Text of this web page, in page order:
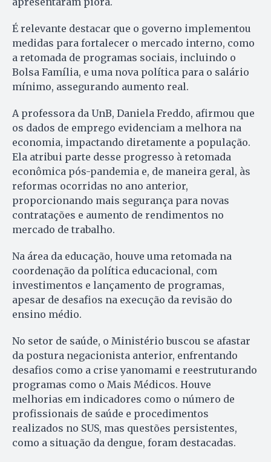
É relevante destacar que o governo implementou
medidas para fortalecer o mercado interno, como
a retomada de programas sociais, incluindo o
Bolsa Família, e uma nova política para o salário
mínimo, assegurando aumento real.
A professora da UnB, Daniela Freddo, afirmou que
os dados de emprego evidenciam a melhora na
economia, impactando diretamente a população.
Ela atribui parte desse progresso à retomada
econômica pós-pandemia e, de maneira geral, às
reformas ocorridas no ano anterior,
proporcionando mais segurança para novas
contratações e aumento de rendimentos no
mercado de trabalho.
Na área da educação, houve uma retomada na
coordenação da política educacional, com
investimentos e lançamento de programas,
apesar de desafios na execução da revisão do
ensino médio.
No setor de saúde, o Ministério buscou se afastar
da postura negacionista anterior, enfrentando
desafios como a crise yanomami e reestruturando
programas como o Mais Médicos. Houve
melhorias em indicadores como o número de
profissionais de saúde e procedimentos
realizados no SUS, mas questões persistentes,
como a situação da dengue, foram destacadas.